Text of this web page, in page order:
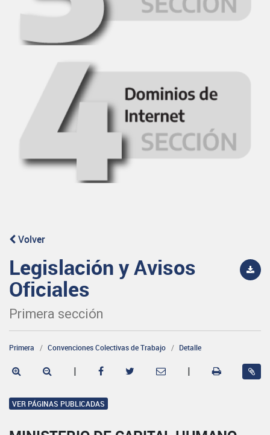
Volver
Legislación y Avisos
Oficiales
Primera sección
Primera Convenciones Colectivas de Trabajo Detalle
| |
VER PÁGINAS PUBLICADAS